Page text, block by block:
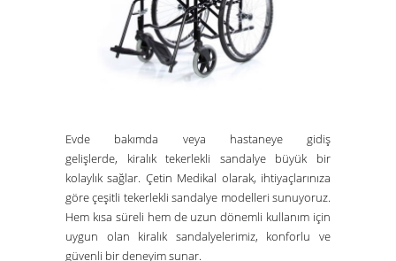
Evde bakımda veya hastaneye gidiş
gelişlerde, kiralık tekerlekli sandalyebüyük bir
kolaylık sağlar. Çetin Medikal olarak, ihtiyaçlarınıza
göre çeşitli tekerlekli sandalye modelleri sunuyoruz.
Hem kısa süreli hem de uzun dönemli kullanım için
uygun olan kiralık sandalyelerimiz, konforlu ve
güvenli bir deneyim sunar.